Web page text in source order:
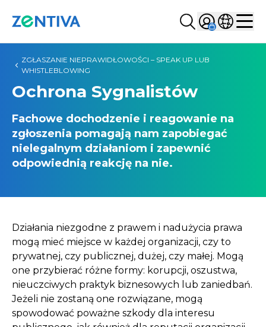
Szukaj...
Sign inWybierz
ZGŁASZANIE NIEPRAWIDŁOWOŚCI – SPEAK UP LUB
WHISTLEBLOWING
Ochrona Sygnalistów
Fachowe dochodzenie i reagowanie na
zgłoszenia pomagają nam zapobiegać
nielegalnym działaniom i zapewnić
odpowiednią reakcję na nie.
Działania niezgodne z prawem i nadużycia prawa
mogą mieć miejsce w każdej organizacji, czy to
prywatnej, czy publicznej, dużej, czy małej. Mogą
one przybierać różne formy: korupcji, oszustwa,
nieuczciwych praktyk biznesowych lub zaniedbań.
Jeżeli nie zostaną one rozwiązane, mogą
spowodować poważne szkody dla interesu